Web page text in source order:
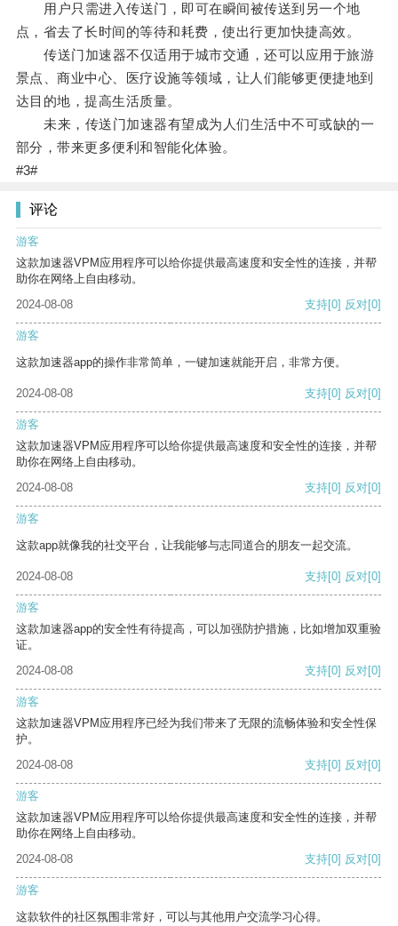
用户只需进入传送门，即可在瞬间被传送到另一个地
点，省去了长时间的等待和耗费，使出行更加快捷高效。
传送门加速器不仅适用于城市交通，还可以应用于旅游
景点、商业中心、医疗设施等领域，让人们能够更便捷地到
达目的地，提高生活质量。
未来，传送门加速器有望成为人们生活中不可或缺的一
部分，带来更多便利和智能化体验。
#3#
评论
游客
这款加速器VPM应用程序可以给你提供最高速度和安全性的连接，并帮
助你在网络上自由移动。
2024-08-08
支持[0] 反对[0]
游客
这款加速器app的操作非常简单，一键加速就能开启，非常方便。
2024-08-08 支持[0] 反对[0]
游客
这款加速器VPM应用程序可以给你提供最高速度和安全性的连接，并帮
助你在网络上自由移动。
2024-08-08
支持[0] 反对[0]
游客
这款app就像我的社交平台，让我能够与志同道合的朋友一起交流。
2024-08-08 支持[0] 反对[0]
游客
这款加速器app的安全性有待提高，可以加强防护措施，比如增加双重验
证。
2024-08-08
支持[0] 反对[0]
游客
这款加速器VPM应用程序已经为我们带来了无限的流畅体验和安全性保
护。
2024-08-08
支持[0] 反对[0]
游客
这款加速器VPM应用程序可以给你提供最高速度和安全性的连接，并帮
助你在网络上自由移动。
2024-08-08
支持[0] 反对[0]
游客
这款软件的社区氛围非常好，可以与其他用户交流学习心得。